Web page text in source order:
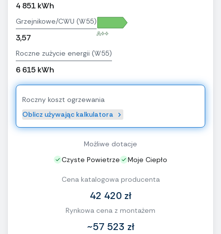
4 851 kWh
Grzejnikowe/CWU (W55)
3,57 A++
Roczne zużycie energii (W55)
6 615 kWh
Roczny koszt ogrzewania
Oblicz używając kalkulatora
Możliwe dotacje
Czyste Powietrze
Moje Ciepło
Cena katalogowa producenta
42 420 zł
Rynkowa cena z montażem
~57 523 zł